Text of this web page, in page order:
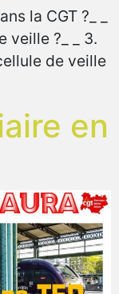
la CGT ?_ _
veille ?_ _ 3.
de veille
en